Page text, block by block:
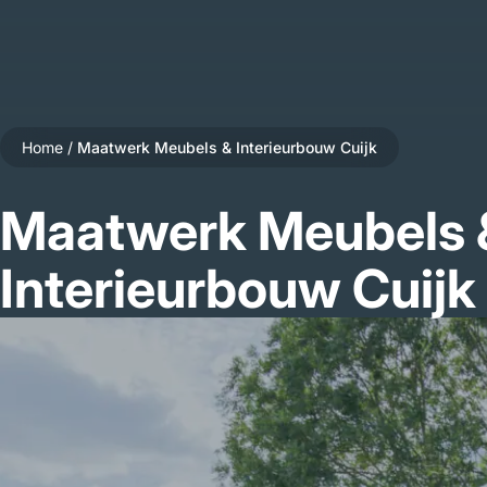
Home / Maatwerk Meubels & Interieurbouw Cuijk
Maatwerk Meubels
Interieurbouw Cuijk